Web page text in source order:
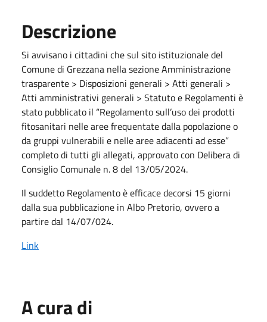
Descrizione
Si avvisano i cittadini che sul sito istituzionale del
Comune di Grezzana nella sezione Amministrazione
trasparente > Disposizioni generali > Atti generali >
Atti amministrativi generali > Statuto e Regolamenti è
stato pubblicato il “Regolamento sull’uso dei prodotti
fitosanitari nelle aree frequentate dalla popolazione o
da gruppi vulnerabili e nelle aree adiacenti ad esse”
completo di tutti gli allegati, approvato con Delibera di
Consiglio Comunale n. 8 del 13/05/2024.
Il suddetto Regolamento è efficace decorsi 15 giorni
dalla sua pubblicazione in Albo Pretorio, ovvero a
partire dal 14/07/024.
Link
A cura di